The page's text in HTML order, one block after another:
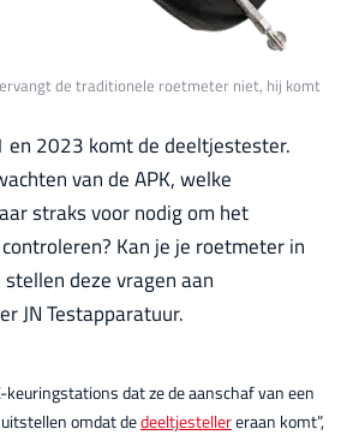
de traditionele roetmeter niet, hij komt
en 2023 komt de deeltjestester.
van de APK, welke
straks voor nodig om het
Kan je je roetmeter in
deze vragen aan
JN Testapparatuur.
keuringstations dat ze de aanschaf van een
omdat dedeeltjestellereraan komt”,